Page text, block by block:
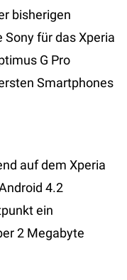
bisherigen
für das Xperia
G Pro
Smartphones
auf dem Xperia
4.2
ein
2 Megabyte